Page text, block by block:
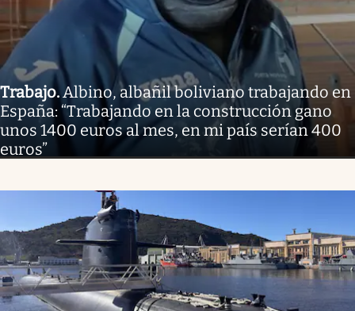
Trabajo.Albino, albañil boliviano trabajando en
España: “Trabajando en la construcción gano
unos 1400 euros al mes, en mi país serían 400
euros”